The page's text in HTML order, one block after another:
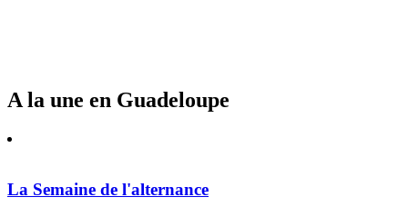
A la une en Guadeloupe
La Semaine de l'alternance